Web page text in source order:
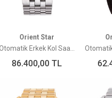
Orient Star
Otomatik Erkek Kol Saati RE-AU0602E00B
86.400,00 TL